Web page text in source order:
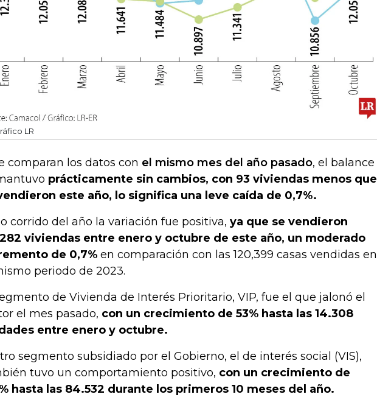
LR
comparan los datos con el mismo mes del año pasado, el balance
prácticamente sin cambios, con 93 viviendas menos que
este año, lo significa una leve caída de 0,7%.
corrido del año la variación fue positiva, ya que se vendieron
viviendas entre enero y octubre de este año, un moderado
de 0,7% en comparación con las 120,399 casas vendidas en
periodo de 2023.
de Vivienda de Interés Prioritario, VIP, fue el que jalonó el
el mes pasado, con un crecimiento de 53% hasta las 14.308
entre enero y octubre.
segmento subsidiado por el Gobierno, el de interés social (VIS),
tuvo un comportamiento positivo, con un crecimiento de
hasta las 84.532 durante los primeros 10 meses del año.